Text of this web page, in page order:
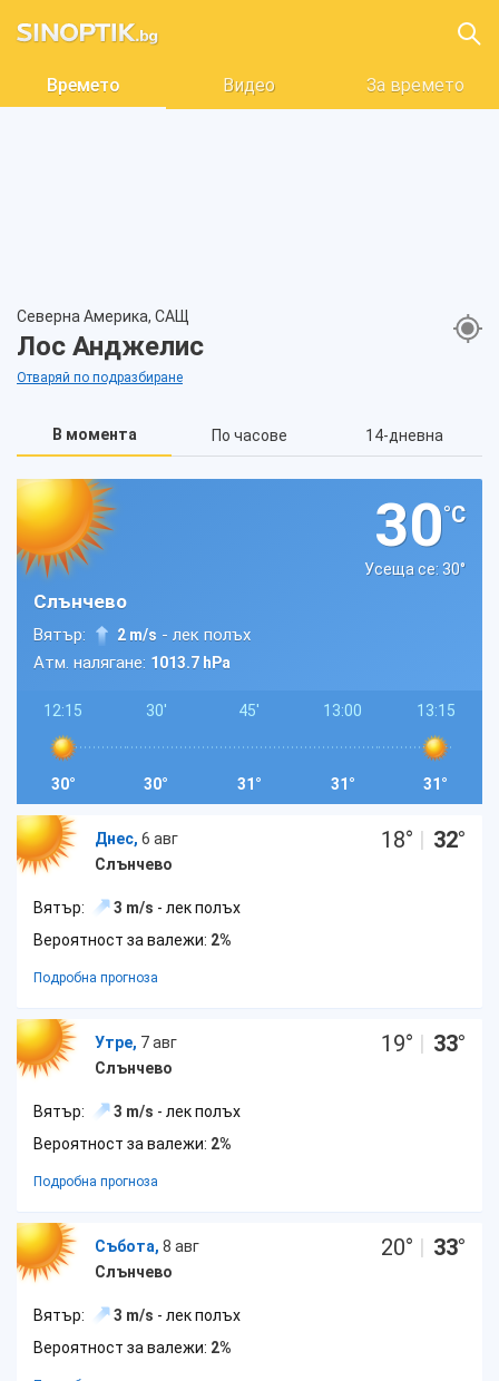
Времето Видео За времето
Северна Америка, САЩ
Лос Анджелис
Отваряй по подразбиране
В момента По часове 14-дневна
30°C
Усеща се: 30°
Слънчево
Вятър: 2 m/s - лек полъх
Атм. налягане: 1013.7 hPa
12:15
30°
30'
30°
45'
31°
13:00
31°
13:15
31°
Днес, 6 авг
Слънчево
18° | 32°
Вятър: 3 m/s - лек полъх
Вероятност за валежи: 2%
Подробна прогноза
Утре, 7 авг
Слънчево
19° | 33°
Вятър: 3 m/s - лек полъх
Вероятност за валежи: 2%
Подробна прогноза
Събота, 8 авг
Слънчево
20° | 33°
Вятър: 3 m/s - лек полъх
Вероятност за валежи: 2%